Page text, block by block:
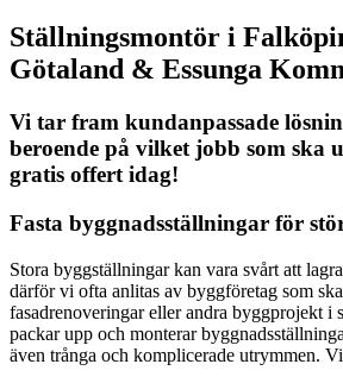
Ställningsmontör i
Götaland & Essunga
Vi tar fram kundanpassade
beroende på vilket jobb som ska
gratis offert idag!
Fasta byggnadsställningar för
Stora byggställningar kan vara svårt att
därför vi ofta anlitas av byggföretag som
fasadrenoveringar eller andra byggprojekt i
packar upp och monterar
även trånga och komplicerade utrymmen.